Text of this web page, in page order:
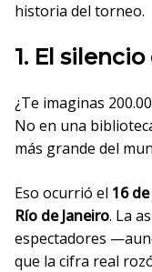
historia del torneo.
1. El
¿Te imaginas
No en una
más grande del
Eso ocurrió el 16
Río de Janeiro. La
espectadores
que la cifra real